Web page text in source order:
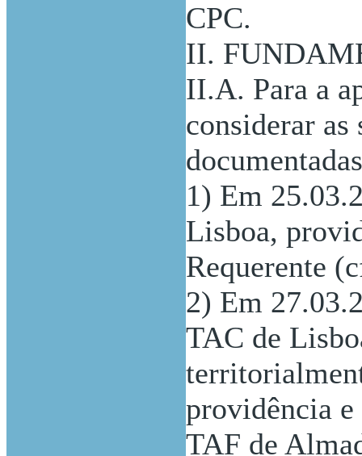
CPC.
II.
II.A. Para a
considerar as
1) Em
Lisboa,
Requerente
2) Em
TAC de
providência e
TAF de